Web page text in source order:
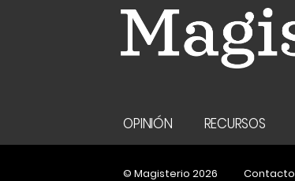
OPINIÓN RECURSOS
© Magisterio 2026 Contacto